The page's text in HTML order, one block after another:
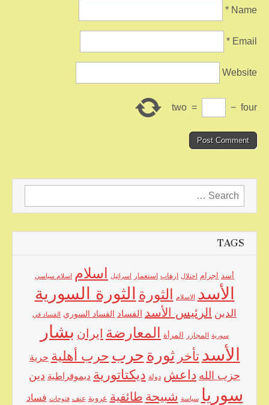
Name
*
Email
*
Website
four
−
=
two
Search
for:
TAGS
أسد اجرام احتلال ارهاب استعمار اسرائيل اسلام اسلام سياسي
الأسد الاسلام الثورة الثورة السورية
الدين الرئيس الأسد الفساد الفساد السوري الفساد في
سورية المجازر المرأة المعارضة ايران بشار
الأسد تأخر ثورة حرب حرب أهلية حرية
حزب الله داعش دولة ديكتاتورية ديموقراطية دين
سوريا سياسة شبيحة طائفية عروبة عنف فتوحات فساد